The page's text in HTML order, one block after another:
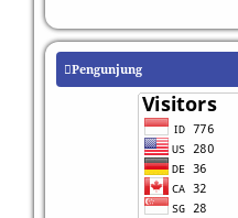
Pengunjung